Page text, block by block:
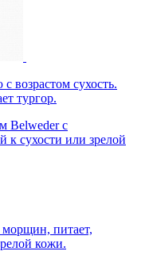
возрастом сухость.
тургор.
Belweder с
к сухости или зрелой
питает,
кожи.